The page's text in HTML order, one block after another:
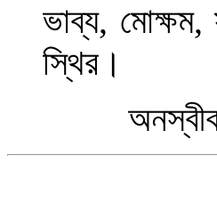
ভাব্য, মোক্ষম,
স্থির ।